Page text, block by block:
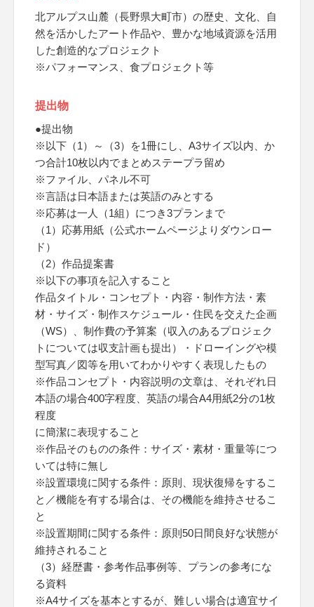
北アルプス山麓（長野県大町市）の歴史、文化、自
然を活かしたアート作品や、豊かな地域資源を活用
した創造的なプロジェクト
※パフォーマンス、食プロジェクト等
提出物
●提出物
※以下（1）～（3）を1冊にし、A3サイズ以内、か
つ合計10枚以内でまとめステープラ留め
※ファイル、パネル不可
※言語は日本語または英語のみとする
※応募は一人（1組）につき3プランまで
（1）応募用紙（公式ホームページよりダウンロー
ド）
（2）作品提案書
※以下の事項を記入すること
作品タイトル・コンセプト・内容・制作方法・素
材・サイズ・制作スケジュール・住民を交えた企画
（WS）、制作費の予算案（収入のあるプロジェク
トについては収支計画も提出）・ドローイングや模
型写真／図等を用いてわかりやすく表現したもの
※作品コンセプト・内容説明の文章は、それぞれ日
本語の場合400字程度、英語の場合A4用紙2分の1枚
程度
に簡潔に表現すること
※作品そのものの条件：サイズ・素材・重量等につ
いては特に無し
※設置環境に関する条件：原則、現状復帰をするこ
と／機能を有する場合は、その機能を維持させるこ
と
※設置期間に関する条件：原則50日間良好な状態が
維持されること
（3）経歴書・参考作品事例等、プランの参考にな
る資料
※A4サイズを基本とするが、難しい場合は適宜サイ